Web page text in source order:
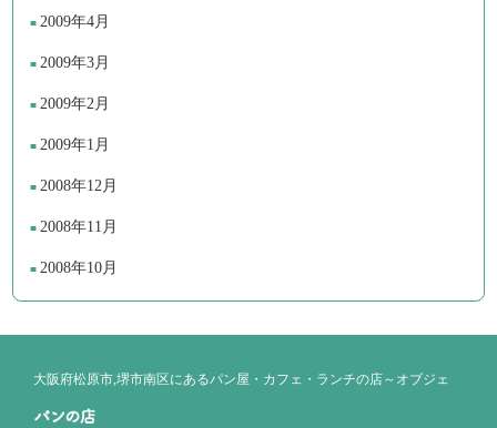
2009年4月
2009年3月
2009年2月
2009年1月
2008年12月
2008年11月
2008年10月
大阪府松原市,堺市南区にあるパン屋・カフェ・ランチの店～オブジェ